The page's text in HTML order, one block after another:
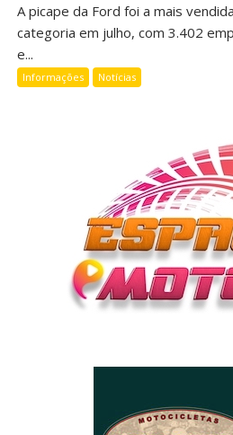
A picape da Ford foi a mais
categoria em julho, com 3.402
e...
Informações Notícias